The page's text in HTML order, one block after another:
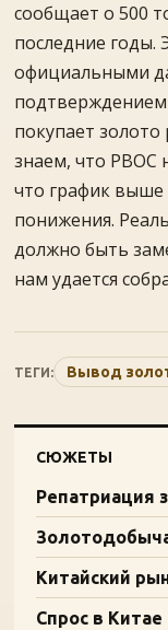
сообщает о 500
последние годы.
официальными
покупает
знаем, что PBOC
что график выше
понижения.
должно быть
нам удается
ТЕГИ: Вывод
СЮЖЕТЫ
Репатриация
Китайский
Спрос в Китае